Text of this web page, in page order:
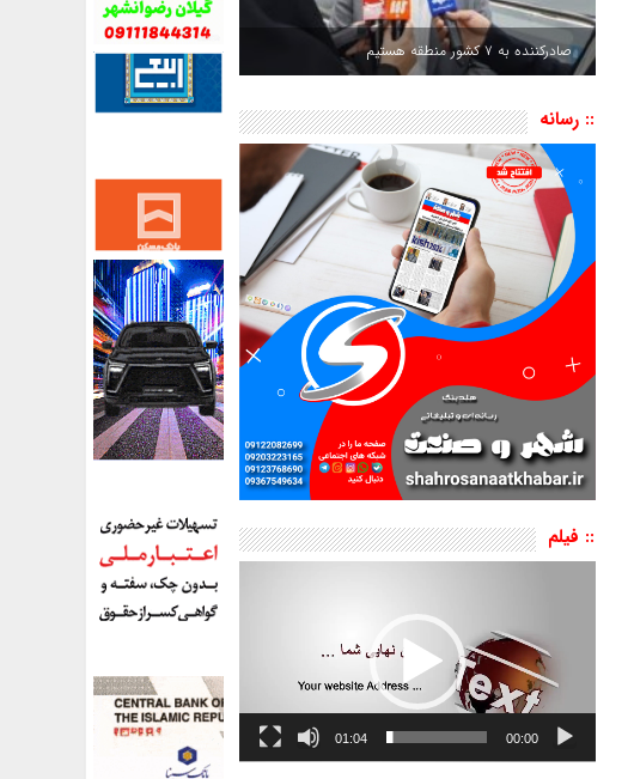
صادرکننده به ۷ کشور منطقه هستیم
:: رسانه
:: فیلم
نمایشگر
00:00
01:04